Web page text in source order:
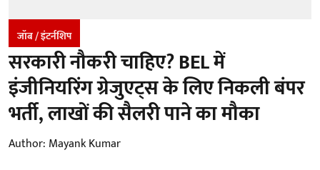
जॉब / इंटर्नशिप
सरकारी नौकरी चाहिए? BEL में
इंजीनियरिंग ग्रेजुएट्स के लिए निकली बंपर
भर्ती, लाखों की सैलरी पाने का मौका
Author: Mayank Kumar